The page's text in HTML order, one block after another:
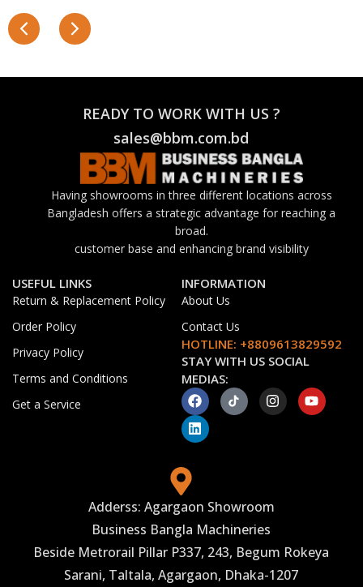
READY TO WORK WITH US ?
sales@bbm.com.bd
Having showrooms in three different locations across
Bangladesh offers a strategic advantage for reaching a
broad.
customer base and enhancing brand visibility
USEFUL LINKS
Return & Replacement Policy
Order Policy
Privacy Policy
Terms and Conditions
Get a Service
INFORMATION
About Us
Contact Us
HOTLINE: +8809613829592
STAY WITH US SOCIAL
MEDIAS:
Adderss: Agargaon Showroom
Business Bangla Machineries
Beside Metrorail Pillar P337, 243, Begum Rokeya
Sarani, Taltala, Agargaon, Dhaka-1207